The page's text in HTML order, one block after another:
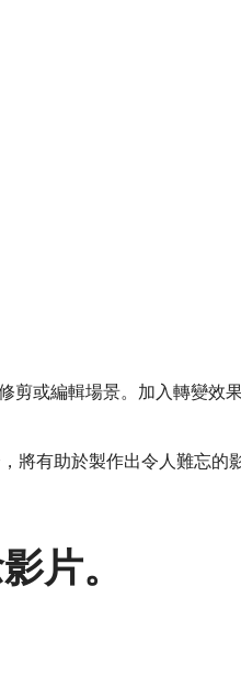
或編輯場景。加入轉變效
將有助於製作出令人難忘的
片。